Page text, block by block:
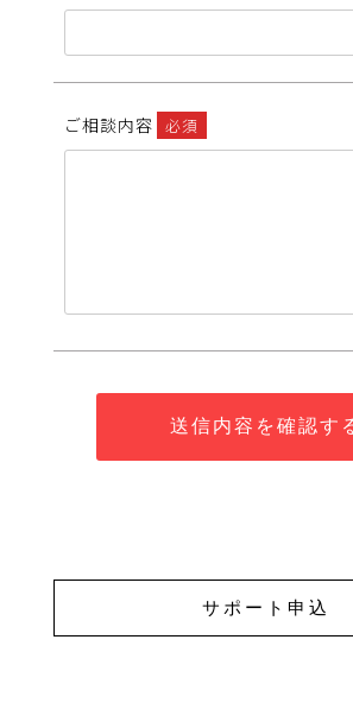
ご相談内容 必須
サポート申込